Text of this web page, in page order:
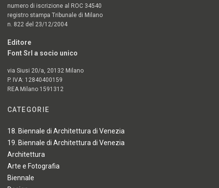
numero di iscrizione al ROC 34540
registro stampa Tribunale di Milano
n. 822 del 23/12/2004
Editore
Font Srl a socio unico
via Siusi 20/a, 20132 Milano
P. IVA: 12840400159
REA Milano 1591312
CATEGORIE
18. Biennale di Architettura di Venezia
19. Biennale di Architettura di Venezia
Architettura
Arte e Fotografia
Biennale